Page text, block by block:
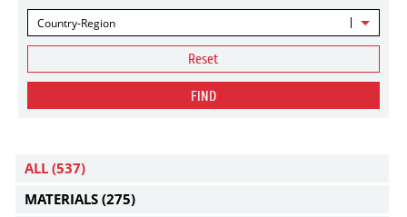
Country-Region
Reset
FIND
ALL (537)
MATERIALS (275)